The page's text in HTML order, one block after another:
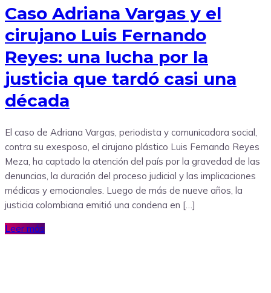
Caso Adriana Vargas y el
cirujano Luis Fernando
Reyes: una lucha por la
justicia que tardó casi una
década
El caso de Adriana Vargas, periodista y comunicadora social,
contra su exesposo, el cirujano plástico Luis Fernando Reyes
Meza, ha captado la atención del país por la gravedad de las
denuncias, la duración del proceso judicial y las implicaciones
médicas y emocionales. Luego de más de nueve años, la
justicia colombiana emitió una condena en […]
Leer más